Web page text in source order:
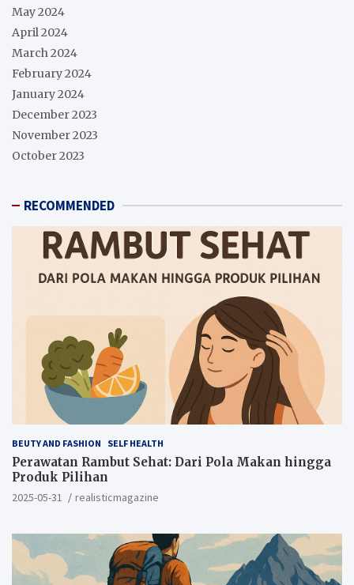
May 2024
April 2024
March 2024
February 2024
January 2024
December 2023
November 2023
October 2023
RECOMMENDED
BEUTY AND FASHION SELF HEALTH
Perawatan Rambut Sehat: Dari Pola Makan hingga
Produk Pilihan
2025-05-31 realisticmagazine